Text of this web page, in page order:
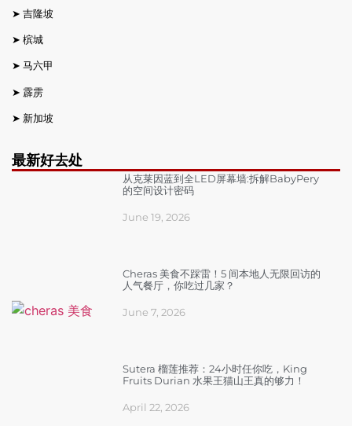
➤ 吉隆坡
➤ 槟城
➤ 马六甲
➤ 霹雳
➤ 新加坡
最新好去处
从克莱因蓝到全LED屏幕墙:拆解BabyPery
的空间设计密码
June 19, 2026
Cheras 美食不踩雷！5 间本地人无限回访的
人气餐厅，你吃过几家？
June 7, 2026
Sutera 榴莲推荐：24小时任你吃，King
Fruits Durian 水果王猫山王真的够力！
April 22, 2026